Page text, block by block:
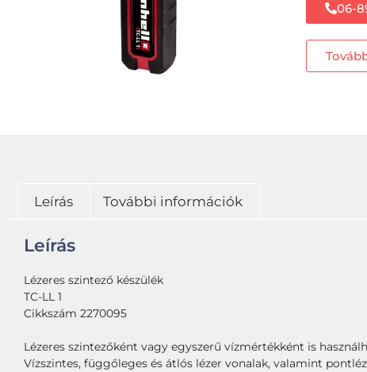
06-
Leírás További információk
Leírás
Lézeres szintező készülék
TC-LL 1
Cikkszám 2270095
Lézeres szintezőként vagy egyszerű vízmértékként is
Vízszintes, függőleges és átlós lézer vonalak, valamint